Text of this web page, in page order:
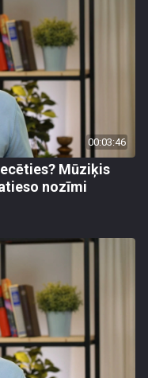
00:03:46
Mūziķis
nozīmi